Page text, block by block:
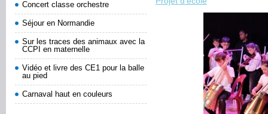
Concert classe orchestre
Séjour en Normandie
Sur les traces des animaux avec la
CCPI en maternelle
Vidéo et livre des CE1 pour la balle
au pied
Carnaval haut en couleurs